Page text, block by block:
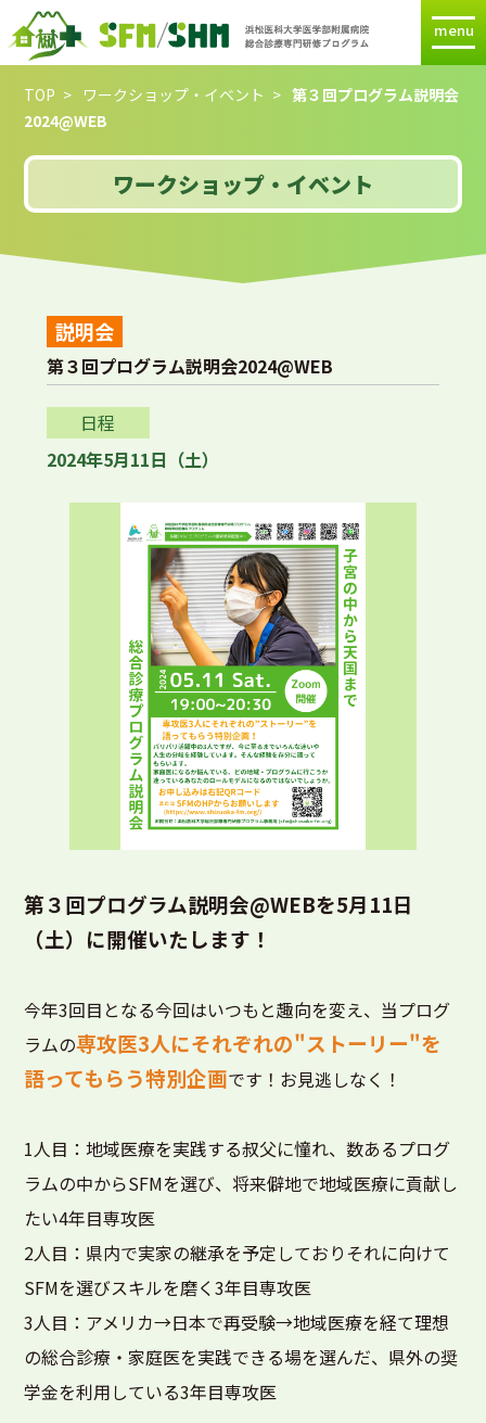
menu
TOP ワークショップ・イベント
第３回プログラム説明会
2024@WEB
ワークショップ・イベント
説明会
第３回プログラム説明会2024@WEB
日程
2024年5月11日（土）
第３回プログラム説明会@WEBを5月11日
（土）に開催いたします！
今年3回目となる今回はいつもと趣向を変え、当プログ
ラムの専攻医3人にそれぞれの"ストーリー"を
語ってもらう特別企画です！お見逃しなく！
1人目：地域医療を実践する叔父に憧れ、数あるプログ
ラムの中からSFMを選び、将来僻地で地域医療に貢献し
たい4年目専攻医
2人目：県内で実家の継承を予定しておりそれに向けて
SFMを選びスキルを磨く3年目専攻医
3人目：アメリカ→日本で再受験→地域医療を経て理想
の総合診療・家庭医を実践できる場を選んだ、県外の奨
学金を利用している3年目専攻医